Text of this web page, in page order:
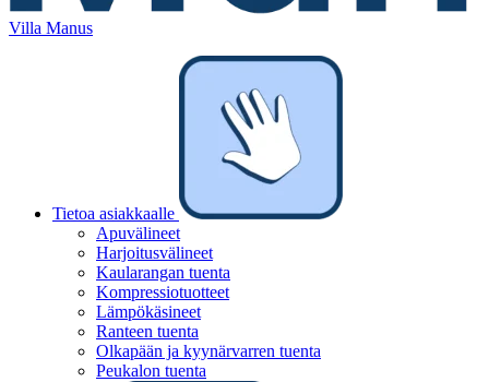
Villa Manus
Tietoa asiakkaalle
Apuvälineet
Harjoitusvälineet
Kaularangan tuenta
Kompressiotuotteet
Lämpökäsineet
Ranteen tuenta
Olkapään ja kyynärvarren tuenta
Peukalon tuenta